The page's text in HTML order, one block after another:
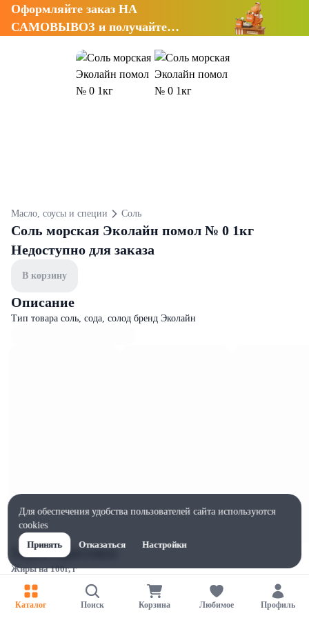
Оформляйте заказ НА
САМОВЫВОЗ и получайте
Масло, соусы и специи Соль
Соль морская Эколайн помол № 0 1кг
Недоступно для заказа
В корзину
Описание
Тип товара соль, сода, солод бренд Эколайн
Характеристики
Жиры на 100г, г
Ширина, мм
Каталог Поиск Корзина Любимое Профиль
Для обеспечения удобства пользователей сайта используются
cookies
Принять
Отказаться Настройки